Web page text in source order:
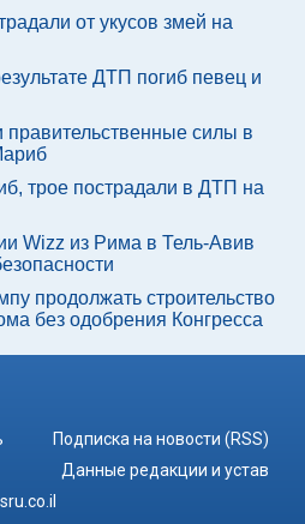
от укусов змей на
ДТП погиб певец и
правительственные силы в
трое пострадали в ДТП на
Wizz из Рима в Тель-Авив
продолжать строительство
без одобрения Конгресса
Подписка на новости (RSS)
Данные редакции и устав